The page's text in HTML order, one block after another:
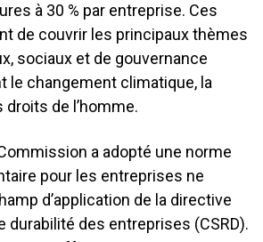
à 30 % par entreprise. Ces
de couvrir les principaux thèmes
sociaux et de gouvernance
le changement climatique, la
de l’homme.
a adopté une norme
pour les entreprises ne
d’application de la directive
durabilité des entreprises (CSRD).